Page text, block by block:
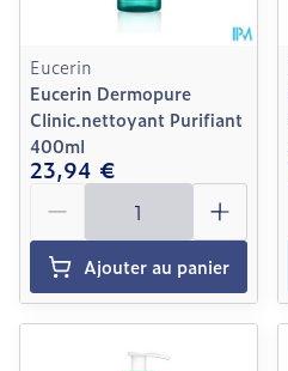
Eucerin
Eucerin Dermopure
Clinic.nettoyant Purifiant
400ml
23,94 €
Quantité
Ajouter au panier